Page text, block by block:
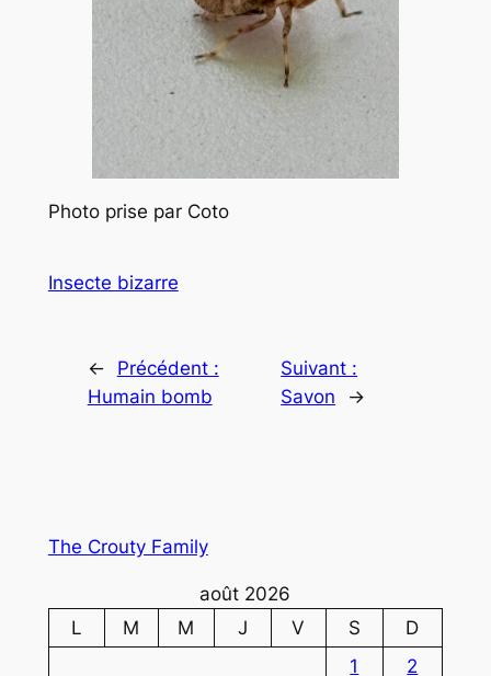
Photo prise par Coto
Insecte bizarre
←
Précédent :
Humain bomb
Suivant :
Savon
→
The Crouty Family
août 2026
L
M M J V S
D
1
2